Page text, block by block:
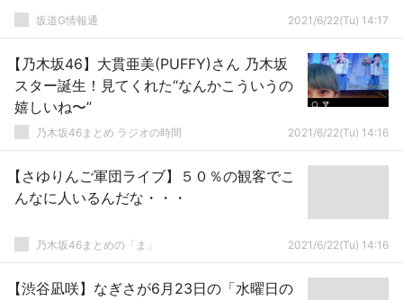
坂道G情報通 2021/6/22(Tu) 14:17
【乃木坂46】大貫亜美(PUFFY)さん 乃木坂
スター誕生！見てくれた“なんかこういうの
嬉しいね〜”
乃木坂46まとめ ラジオの時間 2021/6/22(Tu) 14:16
【さゆりんご軍団ライブ】５０％の観客でこ
んなに人いるんだな・・・
乃木坂46まとめの「ま」 2021/6/22(Tu) 14:16
【渋谷凪咲】なぎさが6月23日の「水曜日の